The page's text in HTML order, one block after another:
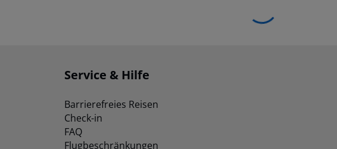
Service & Hilfe
Barrierefreies Reisen
Check-in
FAQ
Flugbeschränkungen